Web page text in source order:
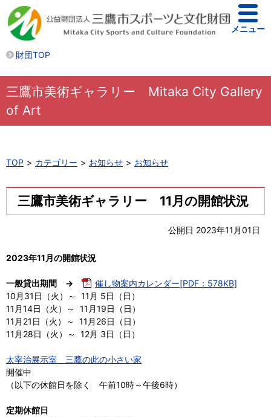
財団TOP
メニュー
三鷹市美術ギャラリー Mitaka City Gallery
of Art
TOP カテゴリー お知らせ お知らせ
三鷹市美術ギャラリー 11月の開館状況
公開日 2023年11月01日
2023年11月の開館状況
一般貸出期間 →
催し物案内カレンダー[PDF：578KB]
10月31日（火）～ 11月 5日（日）
11月14日（火）～ 11月19日（日）
11月21日（火）～ 11月26日（日）
11月28日（火）～ 12月 3日（日）
太宰治展示室 三鷹の此の小さい家
開催中
（以下の休館日を除く 午前10時～午後6時）
定期休館日